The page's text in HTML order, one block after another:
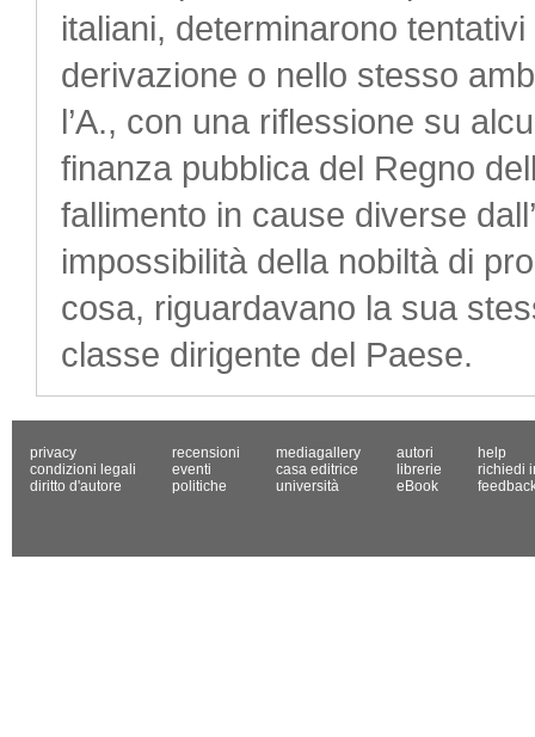
italiani, determinarono
derivazione o nello stesso
l’A., con una riflessione su
finanza pubblica del Regno
fallimento in cause diverse
impossibilità della nobiltà di
cosa, riguardavano la sua
classe dirigente del Paese.
privacy
condizioni legali
diritto d'autore
recensioni
eventi
politiche
mediagallery
casa editrice
università
autori
librerie
eBook
help
richiedi